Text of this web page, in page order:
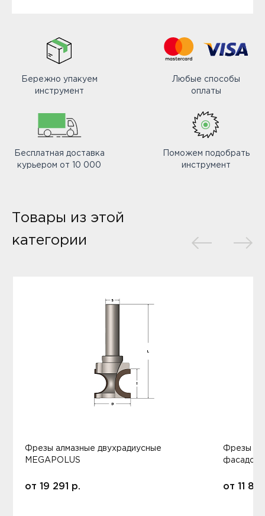
Бережно упакуем
инструмент
Любые способы
оплаты
Бесплатная доставка
курьером от 10 000
Поможем подобрать
инструмент
Товары из этой
категории
Фрезы алмазные двухрадиусные
MEGAPOLUS
от 19 291 р.
Фрезы
фасадов
от 11